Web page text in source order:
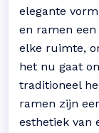
elegante
en ramen een
elke ruimte,
het nu gaat
traditioneel
ramen zijn
esthetiek van